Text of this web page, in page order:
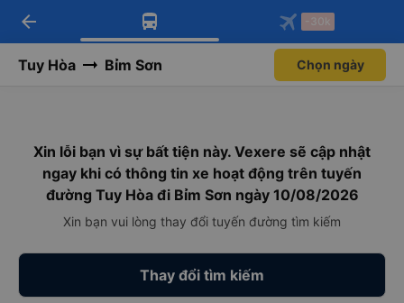
Tải app Vexere ngay!
Nhận ưu đãi thành viên độc
Mở app
Tải app Vexere
-30k/ghế khi đặt vé máy bay qua
Mở app
arrow_back -30k
Tuy Hòa Bỉm Sơn Chọn ngày
Xin lỗi bạn vì sự bất tiện này. Vexere sẽ cập nhật
ngay khi có thông tin xe hoạt động trên tuyến
đường Tuy Hòa đi Bỉm Sơn ngày 10/08/2026
Xin bạn vui lòng thay đổi tuyến đường tìm kiếm
Thay đổi tìm kiếm